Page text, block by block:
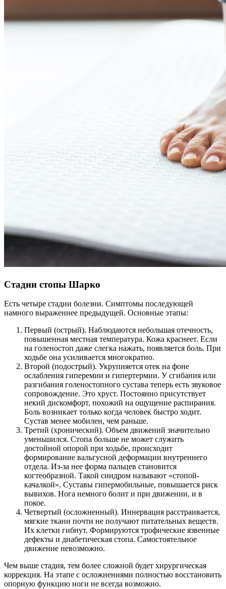
Стадии стопы Шарко
Есть четыре стадии болезни. Симптомы последующей
намного выраженнее предыдущей. Основные этапы:
Первый (острый). Наблюдаются небольшая отечность,
повышенная местная температура. Кожа краснеет. Если
на голеностоп даже слегка нажать, появляется боль. При
ходьбе она усиливается многократно.
Второй (подострый). Укрупняется отек на фоне
ослабления гиперемии и гипертермии. У сгибания или
разгибания голеностопного сустава теперь есть звуковое
сопровождение. Это хруст. Постоянно присутствует
некий дискомфорт, похожий на ощущение распирания.
Боль возникает только когда человек быстро ходит.
Сустав менее мобилен, чем раньше.
Третий (хронический). Объем движений значительно
уменьшился. Стопа больше не может служить
достойной опорой при ходьбе, происходит
формирование вальгусной деформации внутреннего
отдела. Из-за нее форма пальцев становится
когтеобразной. Такой синдром называют «стопой-
качалкой». Суставы гипермобильные, повышается риск
вывихов. Нога немного болит и при движении, и в
покое.
Четвертый (осложненный). Иннервация расстраивается,
мягкие ткани почти не получают питательных веществ.
Их клетки гибнут. Формируются трофические язвенные
дефекты и диабетическая стопа. Самостоятельное
движение невозможно.
Чем выше стадия, тем более сложной будет хирургическая
коррекция. На этапе с осложнениями полностью восстановить
опорную функцию ноги не всегда возможно.